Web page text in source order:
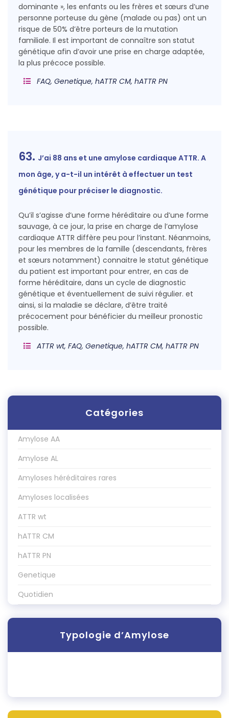
dominante », les enfants ou les frères et sœurs d’une
personne porteuse du gène (malade ou pas) ont un
risque de 50% d’être porteurs de la mutation
familiale. Il est important de connaître son statut
génétique afin d’avoir une prise en charge adaptée,
la plus précoce possible.
FAQ, Genetique, hATTR CM, hATTR PN
63. J’ai 88 ans et une amylose cardiaque ATTR. A
mon âge, y a-t-il un intérêt à effectuer un test
génétique pour préciser le diagnostic.
Qu’il s’agisse d’une forme héréditaire ou d’une forme
sauvage, à ce jour, la prise en charge de l’amylose
cardiaque ATTR diffère peu pour l’instant. Néanmoins,
pour les membres de la famille (descendants, frères
et sœurs notamment) connaitre le statut génétique
du patient est important pour entrer, en cas de
forme héréditaire, dans un cycle de diagnostic
génétique et éventuellement de suivi régulier. et
ainsi, si la maladie se déclare, d’être traité
précocement pour bénéficier du meilleur pronostic
possible.
ATTR wt, FAQ, Genetique, hATTR CM, hATTR PN
Catégories
Amylose AA
Amylose AL
Amyloses héréditaires rares
Amyloses localisées
ATTR wt
hATTR CM
hATTR PN
Genetique
Quotidien
Typologie d’Amylose